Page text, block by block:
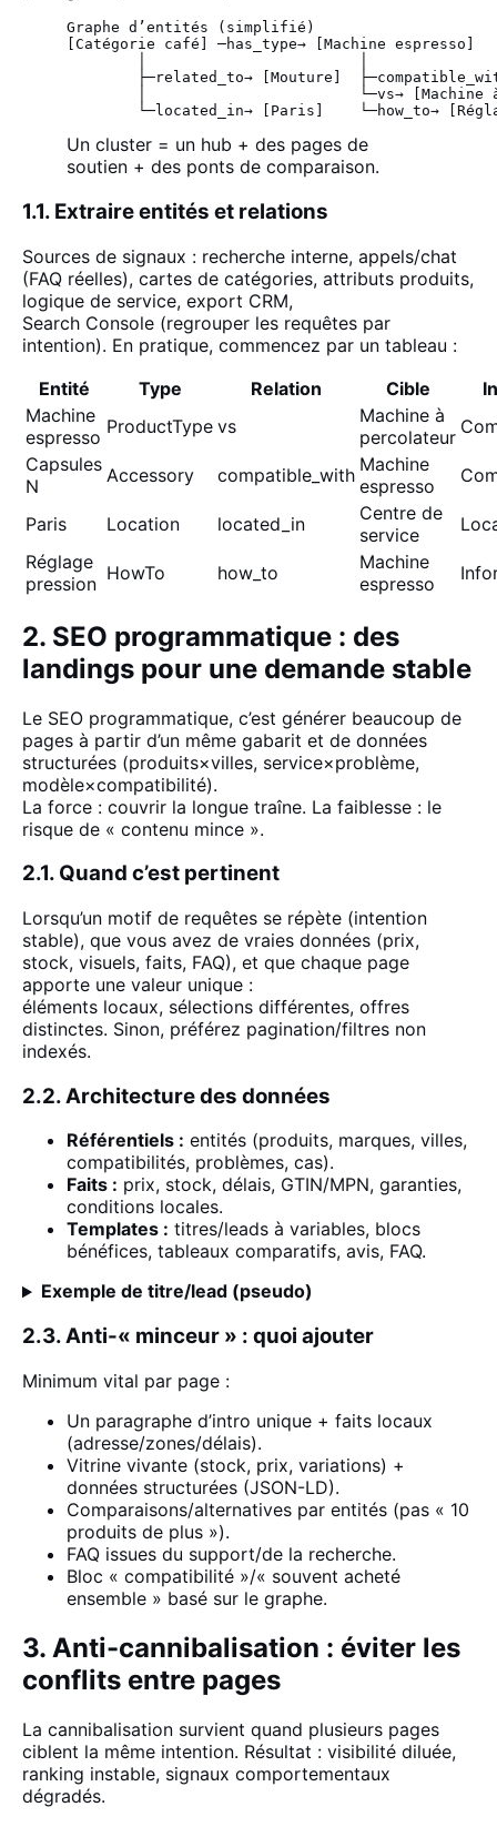
Graphe d’entités (simplifié)
[Catégorie café] ─has_type→ [Machine espresso]
├─related_to→ [Mouture]
│                        └─vs→ [Machine
└─located_in→ [Paris]    └─how_to→
Un cluster = un hub + des pages de
soutien + des ponts de comparaison.
1.1. Extraire entités et relations
Sources de signaux : recherche interne, appels/chat
(FAQ réelles), cartes de catégories, attributs produits,
logique de service, export CRM,
Search Console (regrouper les requêtes par
intention). En pratique, commencez par un tableau :
Entité
Type Relation Cible
Machine
espresso ProductType vs
Machine à
percolateur
Capsules
N
Accessory compatible_with Machine
espresso
Paris Location located_in
Centre de
service
Réglage
pression HowTo how_to
Machine
espresso
2. SEO programmatique : des
landings pour une demande stable
Le SEO programmatique, c’est générer beaucoup de
pages à partir d’un même gabarit et de données
structurées (produits×villes, service×problème,
modèle×compatibilité).
La force : couvrir la longue traîne. La faiblesse : le
risque de « contenu mince ».
2.1. Quand c’est pertinent
Lorsqu’un motif de requêtes se répète (intention
stable), que vous avez de vraies données (prix,
stock, visuels, faits, FAQ), et que chaque page
apporte une valeur unique :
éléments locaux, sélections différentes, offres
distinctes. Sinon, préférez pagination/filtres non
indexés.
2.2. Architecture des données
Référentiels : entités (produits, marques, villes,
compatibilités, problèmes, cas).
Faits : prix, stock, délais, GTIN/MPN, garanties,
conditions locales.
Templates : titres/leads à variables, blocs
bénéfices, tableaux comparatifs, avis, FAQ.
Exemple de titre/lead (pseudo)
2.3. Anti-« minceur » : quoi ajouter
Minimum vital par page :
Un paragraphe d’intro unique + faits locaux
(adresse/zones/délais).
Vitrine vivante (stock, prix, variations) +
données structurées (JSON-LD).
Comparaisons/alternatives par entités (pas « 10
produits de plus »).
FAQ issues du support/de la recherche.
Bloc « compatibilité »/« souvent acheté
ensemble » basé sur le graphe.
3. Anti-cannibalisation : éviter les
conflits entre pages
La cannibalisation survient quand plusieurs pages
ciblent la même intention. Résultat : visibilité diluée,
ranking instable, signaux comportementaux
dégradés.